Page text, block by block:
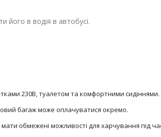
його в водія в автобусі.
230В, туалетом та комфортними сидіннями.
багаж може оплачуватися окремо.
обмежені можливості для харчування під